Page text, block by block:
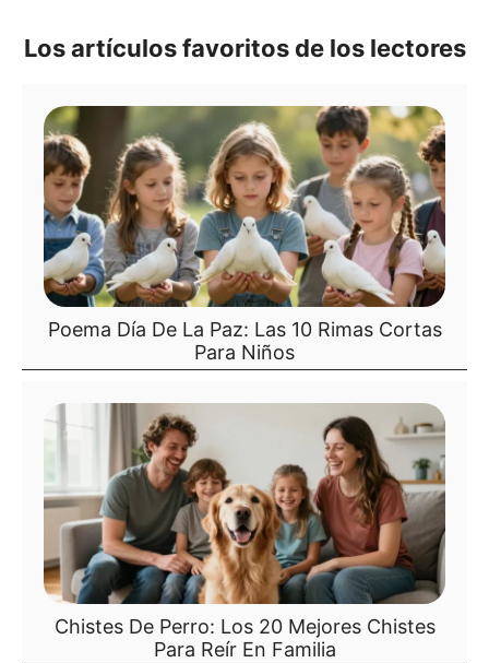
Los artículos favoritos de los lectores
Poema Día De La Paz: Las 10 Rimas Cortas
Para Niños
Chistes De Perro: Los 20 Mejores Chistes
Para Reír En Familia